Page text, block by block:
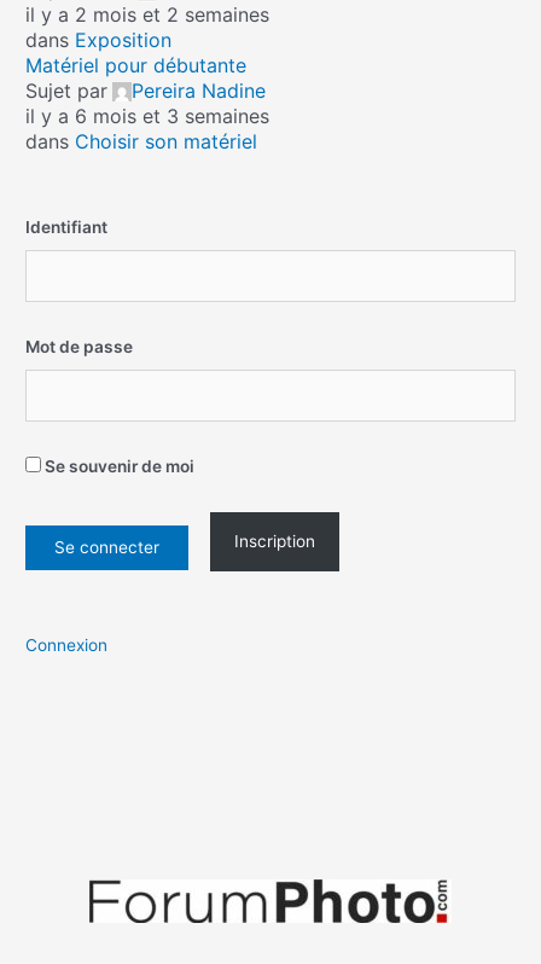
il y a 2 mois et 2 semaines
dans Exposition
Matériel pour débutante
Sujet par
Pereira Nadine
il y a 6 mois et 3 semaines
dans Choisir son matériel
Identifiant
Mot de passe
Se souvenir de moi
Inscription
Connexion